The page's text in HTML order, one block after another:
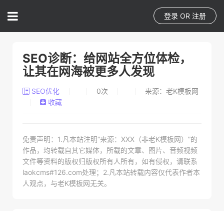
登录 OR 注册
SEO诊断：给网站全方位体检，
让其在网海被更多人发现
SEO优化 0次
来源：老K模板网
收藏
免责声明：1.凡本站注明“来源：XXX（非老K模板网）”的
作品，均转载自其它媒体，所载的文章、图片、音频视频
文件等资料的版权归版权所有人所有，如有侵权，请联系
laokcms#126.com处理；2.凡本站转载内容仅代表作者本
人观点，与老K模板网无关。